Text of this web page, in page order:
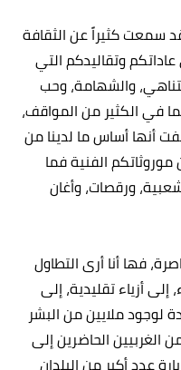
سمعت كثيراً عن الثقافة
وتقاليدكم التي
والشهامة، وحب
في الكثير من المواقف،
أنها أساس ما لدينا من
الفنية فما
ورقصات، وأغان
فها أنا أرى التطاول
أزياء تقليدية، إلى
لوجود ملايين من البشر
الغربيين الحاضرين إلى
عدد أكبر من البلدان